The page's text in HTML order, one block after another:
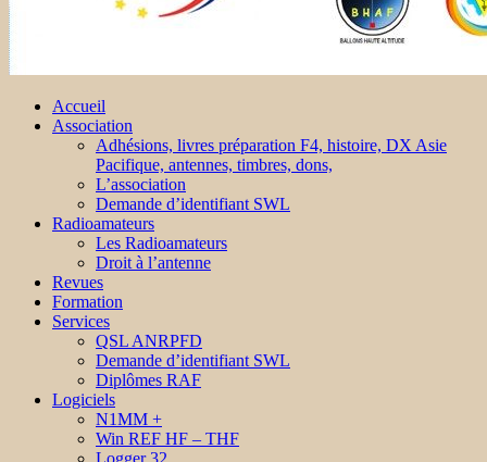
Accueil
Association
Adhésions, livres préparation F4, histoire, DX Asie
Pacifique, antennes, timbres, dons,
L’association
Demande d’identifiant SWL
Radioamateurs
Les Radioamateurs
Droit à l’antenne
Revues
Formation
Services
QSL ANRPFD
Demande d’identifiant SWL
Diplômes RAF
Logiciels
N1MM +
Win REF HF – THF
Logger 32